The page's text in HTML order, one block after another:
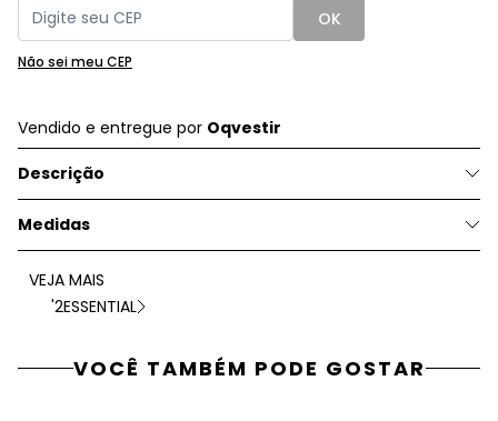
OK
Não sei meu CEP
Vendido e entregue por Oqvestir
Descrição
Medidas
VEJA MAIS
'2ESSENTIAL
VOCÊ TAMBÉM PODE GOSTAR